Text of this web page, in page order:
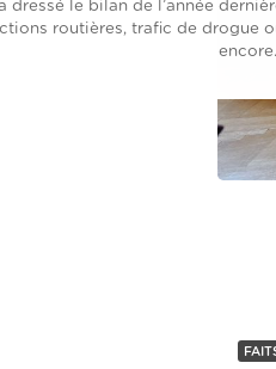
dressé le bilan de l’année
routières, trafic de drogue